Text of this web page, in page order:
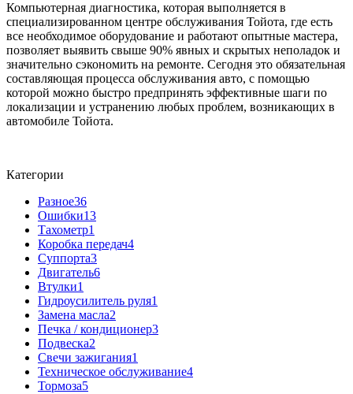
Компьютерная диагностика, которая выполняется в
специализированном центре обслуживания Тойота, где есть
все необходимое оборудование и работают опытные мастера,
позволяет выявить свыше 90% явных и скрытых неполадок и
значительно сэкономить на ремонте. Сегодня это обязательная
составляющая процесса обслуживания авто, с помощью
которой можно быстро предпринять эффективные шаги по
локализации и устранению любых проблем, возникающих в
автомобиле Тойота.
Категории
Разное36
Ошибки13
Тахометр1
Коробка передач4
Cуппорта3
Двигатель6
Втулки1
Гидроусилитель руля1
Замена масла2
Печка / кондиционер3
Подвеска2
Свечи зажигания1
Техническое обслуживание4
Тормоза5